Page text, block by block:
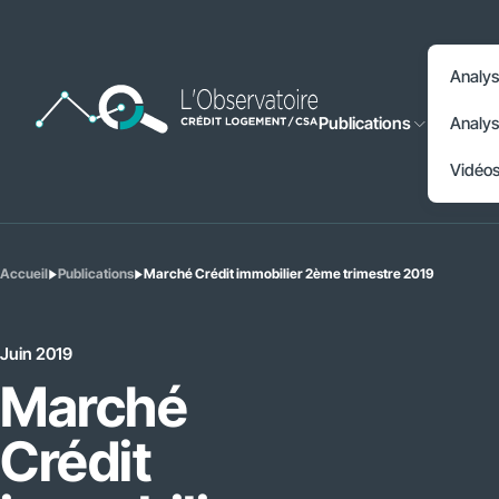
Accéder au contenu principal
Publications
Vidéos
Vous
Accueil Publications Marché Crédit immobilier 2ème trimestre 2019
Juin 2019
Marché
Crédit